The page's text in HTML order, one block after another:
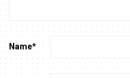
Name*